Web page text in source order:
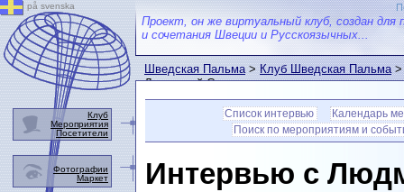
Проект, он же виртуальный клуб, создан для
и сочетания Швеции и Русскоязычных...
Шведская Пальма>Клуб Шведская Пальма
Людмилой Сигель
Список интервью
Календарь
Поиск по мероприятиям и
Интервью с
på svenska
Клуб
Мероприятия
Посетители
Фотографии
Маркет